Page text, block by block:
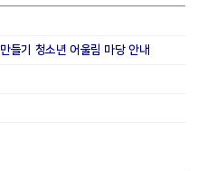
들기 청소년 어울림 마당 안내